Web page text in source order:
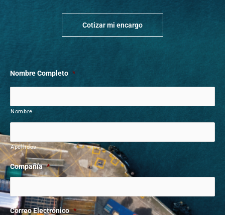
Cotizar mi encargo
Nombre Completo *
Nombre
Apellidos
Compañía *
Correo Electrónico *